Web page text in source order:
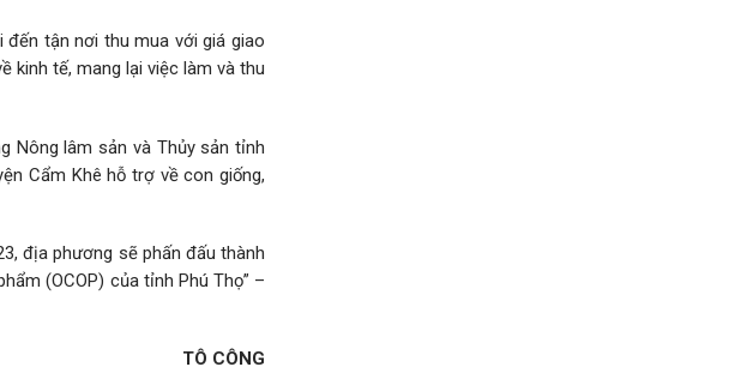
tận nơi thu mua với giá giao
kinh tế, mang lại việc làm và thu
Nông lâm sản và Thủy sản tỉnh
Cẩm Khê hỗ trợ về con giống,
địa phương sẽ phấn đấu thành
(OCOP) của tỉnh Phú Thọ” –
TÔ CÔNG